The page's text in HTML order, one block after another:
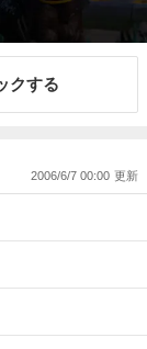
クする
2006/6/7 00:00